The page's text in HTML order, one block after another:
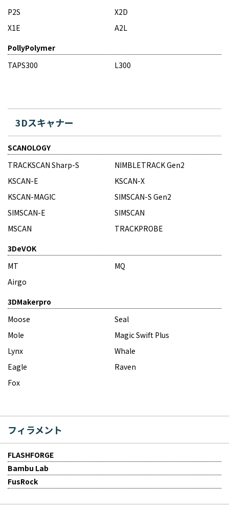
P2S
X2D
X1E
A2L
PollyPolymer
TAPS300
L300
3Dスキャナー
SCANOLOGY
TRACKSCAN Sharp-S
NIMBLETRACK Gen2
KSCAN-E
KSCAN-X
KSCAN-MAGIC
SIMSCAN-S Gen2
SIMSCAN-E
SIMSCAN
MSCAN
TRACKPROBE
3DeVOK
MT
MQ
Airgo
3DMakerpro
Moose
Seal
Mole
Magic Swift Plus
Lynx
Whale
Eagle
Raven
Fox
フィラメント
FLASHFORGE
Bambu Lab
FusRock